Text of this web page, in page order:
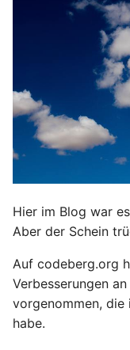
Hier im Blog war
Aber der Schein
Auf codeberg.org
Verbesserungen
vorgenommen, die
habe.